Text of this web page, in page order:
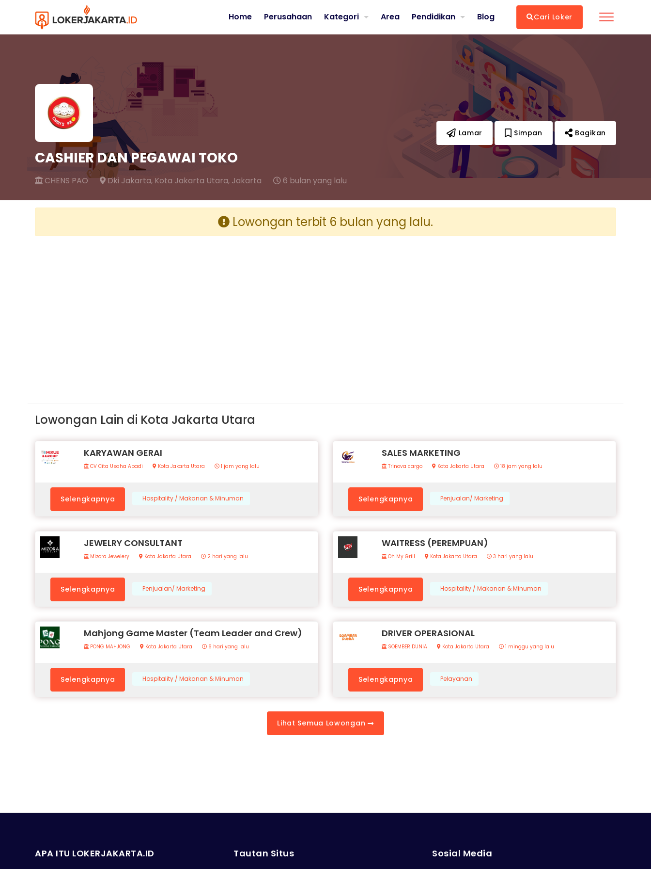
CASHIER DAN PEGAWAI TOKO
CHENS PAO Dki Jakarta, Kota Jakarta Utara, Jakarta 6 bulan yang lalu
Lamar Simpan Bagikan
Home Perusahaan Kategori Area Pendidikan Blog Cari Loker
Lowongan terbit 6 bulan yang lalu.
Lowongan Lain di Kota Jakarta Utara
KARYAWAN GERAI
CV Cita Usaha Abadi Kota Jakarta Utara 1 jam yang lalu
Selengkapnya Hospitality / Makanan & Minuman
SALES MARKETING
Trinova cargo Kota Jakarta Utara 18 jam yang lalu
Selengkapnya Penjualan/ Marketing
JEWELRY CONSULTANT
Mizora Jewelery Kota Jakarta Utara 2 hari yang lalu
Selengkapnya Penjualan/ Marketing
WAITRESS (PEREMPUAN)
Oh My Grill Kota Jakarta Utara 3 hari yang lalu
Selengkapnya Hospitality / Makanan & Minuman
Mahjong Game Master (Team Leader and Crew)
PONG MAHJONG Kota Jakarta Utara 6 hari yang lalu
Selengkapnya Hospitality / Makanan & Minuman
DRIVER OPERASIONAL
SOEMBER DUNIA Kota Jakarta Utara 1 minggu yang lalu
Selengkapnya Pelayanan
Lihat Semua Lowongan
APA ITU LOKERJAKARTA.ID Tautan Situs Sosial Media